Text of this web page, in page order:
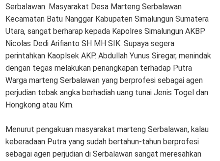
Serbalawan. Masyarakat Desa Marteng Serbalawan
Kecamatan Batu Nanggar Kabupaten Simalungun Sumatera
Utara, sangat berharap kepada Kapolres Simalungun AKBP
Nicolas Dedi Arifianto SH MH SIK. Supaya segera
perintahkan Kaoplsek AKP. Abdullah Yunus Siregar, menindak
dengan tegas melakukan penangkapan terhadap Putra
Warga marteng Serbalawan yang berprofesi sebagai agen
perjudian tebak angka berhadiah uang tunai Jenis Togel dan
Hongkong atau Kim.
Menurut pengakuan masyarakat marteng Serbalawan, kalau
keberadaan Putra yang sudah bertahun-tahun berprofesi
sebagai agen perjudian di Serbalawan sangat meresahkan